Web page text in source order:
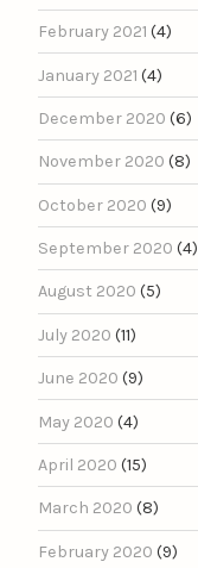
February 2021 (4)
January 2021 (4)
December 2020 (6)
November 2020 (8)
October 2020 (9)
September 2020 (4)
August 2020 (5)
July 2020 (11)
June 2020 (9)
May 2020 (4)
April 2020 (15)
March 2020 (8)
February 2020 (9)